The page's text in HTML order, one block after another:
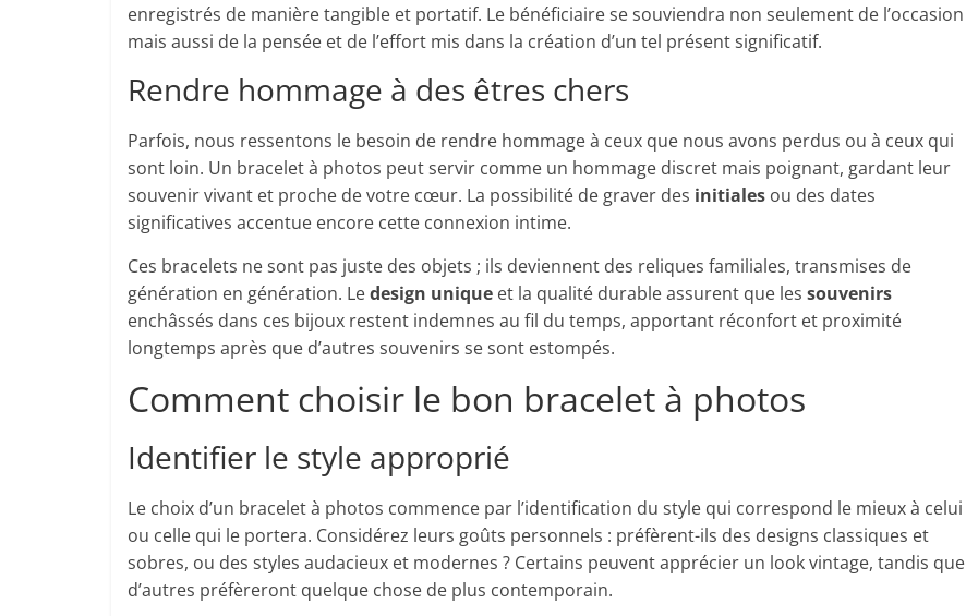
enregistrés de manière tangible et portatif. Le bénéficiaire se souviendra non seulement de l’occasion
mais aussi de la pensée et de l’effort mis dans la création d’un tel présent significatif.
Rendre hommage à des êtres chers
Parfois, nous ressentons le besoin de rendre hommage à ceux que nous avons perdus ou à ceux qui
sont loin. Un bracelet à photos peut servir comme un hommage discret mais poignant, gardant leur
souvenir vivant et proche de votre cœur. La possibilité de graver des initiales ou des dates
significatives accentue encore cette connexion intime.
Ces bracelets ne sont pas juste des objets ; ils deviennent des reliques familiales, transmises de
génération en génération. Ledesign unique et la qualité durable assurent que les souvenirs
enchâssés dans ces bijoux restent indemnes au fil du temps, apportant réconfort et proximité
longtemps après que d’autres souvenirs se sont estompés.
Comment choisir le bon bracelet à photos
Identifier le style approprié
Le choix d’un bracelet à photos commence par l’identification du style qui correspond le mieux à celui
ou celle qui le portera. Considérez leurs goûts personnels : préfèrent-ils des designs classiques et
sobres, ou des styles audacieux et modernes ? Certains peuvent apprécier un look vintage, tandis que
d’autres préfèreront quelque chose de plus contemporain.